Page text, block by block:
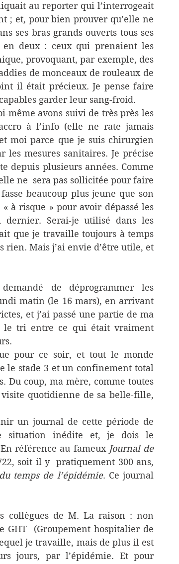
au reporter qui l’interrogeait
; et, pour bien prouver qu’elle ne
ses bras grands ouverts tous ses
deux : ceux qui prenaient les
provoquant, par exemple, des
de monceaux de rouleaux de
il était précieux. Je pense faire
garder leur sang-froid.
même avons suivi de très près les
à l’info (elle ne rate jamais
moi parce que je suis chirurgien
mesures sanitaires. Je précise
depuis plusieurs années. Comme
ne  sera pas sollicitée pour faire
beaucoup plus jeune que son
à risque » pour avoir dépassé les
dernier. Serai-je utilisé dans les
que je travaille toujours à temps
rien. Mais j’ai envie d’être utile, et
de déprogrammer les
matin (le 16 mars), en arrivant
et j’ai passé une partie de ma
le tri entre ce qui était vraiment
pour ce soir, et tout le monde
le stade 3 et un confinement total
Du coup, ma mère, comme toutes
visite quotidienne de sa belle-fille,
un journal de cette période de
situation inédite et, je dois le
référence au fameux Journal de
soit il y  pratiquement 300 ans,
temps de l’épidémie. Ce journal
collègues de M. La raison : non
GHT  (Groupement hospitalier de
je travaille, mais de plus il est
jours, par l’épidémie. Et pour